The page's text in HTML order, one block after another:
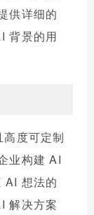
供详细的
背景的用
度可定制
业构建 AI
AI 想法的
解决方案